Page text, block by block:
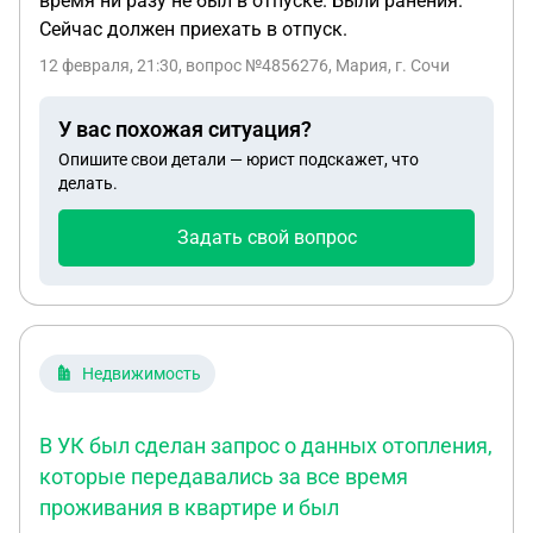
Сейчас должен приехать в отпуск.
12 февраля, 21:30, вопрос №4856276, Мария, г. Сочи
У вас похожая ситуация?
Опишите свои детали — юрист подскажет, что
делать.
Задать свой вопрос
Недвижимость
В УК был сделан запрос о данных отопления,
которые передавались за все время
проживания в квартире и был